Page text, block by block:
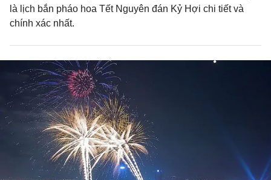
là lịch bắn pháo hoa Tết Nguyên đán Kỷ Hợi chi tiết và
chính xác nhất.